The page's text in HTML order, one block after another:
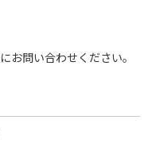
お問い合わせください。